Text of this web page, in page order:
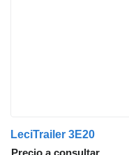
LeciTrailer 3E20